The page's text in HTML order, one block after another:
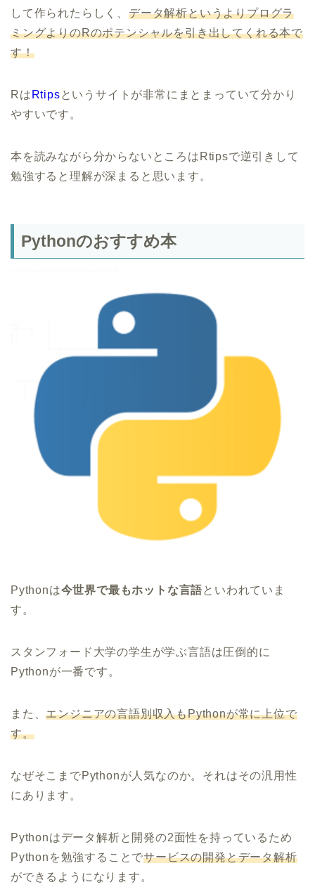
して作られたらしく、 データ解析というよりプログラ
ミングよりのRのポテンシャルを引き出してくれる本で
す！
Rは Rtipsというサイトが非常にまとまっていて分かり
やすいです。
本を読みながら分からないところはRtipsで逆引きして
勉強すると理解が深まると思います。
Pythonのおすすめ本
Pythonは今世界で最もホットな言語といわれていま
す。
スタンフォード大学の学生が学ぶ言語は圧倒的に
Pythonが一番です。
また、エンジニアの言語別収入もPythonが常に上位で
す。
なぜそこまでPythonが人気なのか。それはその汎用性
にあります。
Pythonはデータ解析と開発の2面性を持っているため
Pythonを勉強することでサービスの開発とデータ解析
ができるようになります。